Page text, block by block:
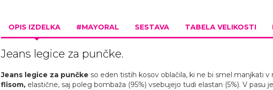
OPIS IZDELKA #MAYORAL SESTAVA TABELA VELIKOSTI
Jeans legice za punčke.
Jeans legice za punčke so eden tistih kosov oblačila, ki ne bi smel manjkati
flisom, elastične, saj poleg bombaža (95%) vsebujejo tudi elastan (5%). V pasu